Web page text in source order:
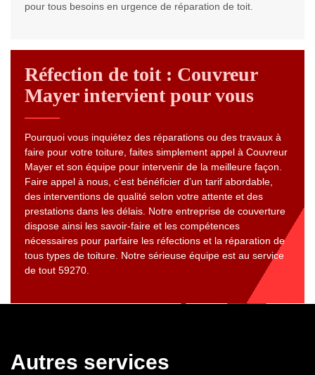
pour tous besoins en urgence de réparation de toit.
Réfection de toit : Couvreur
Mayer intervient pour vous
Pourquoi vous inquiétez des réparations ou des travaux à
faire pour votre toiture, faites simplement appel à Couvreur
Mayer et son équipe pour intervenir de la meilleure façon.
Faire appel à nous, c’est bénéficier d’un tarif abordable,
des interventions de qualité selon votre attente et des
prestations dans les délais. Notre entreprise de couverture
dispose ainsi les savoir-faire et les compétences
nécessaires pour parfaire les réfections et la réparation de
tous types de toiture. Notre sérieuse équipe est au service
de tout 59270.
Autres services